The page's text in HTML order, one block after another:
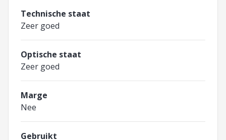
Technische staat
Zeer goed
Optische staat
Zeer goed
Marge
Nee
Gebruikt